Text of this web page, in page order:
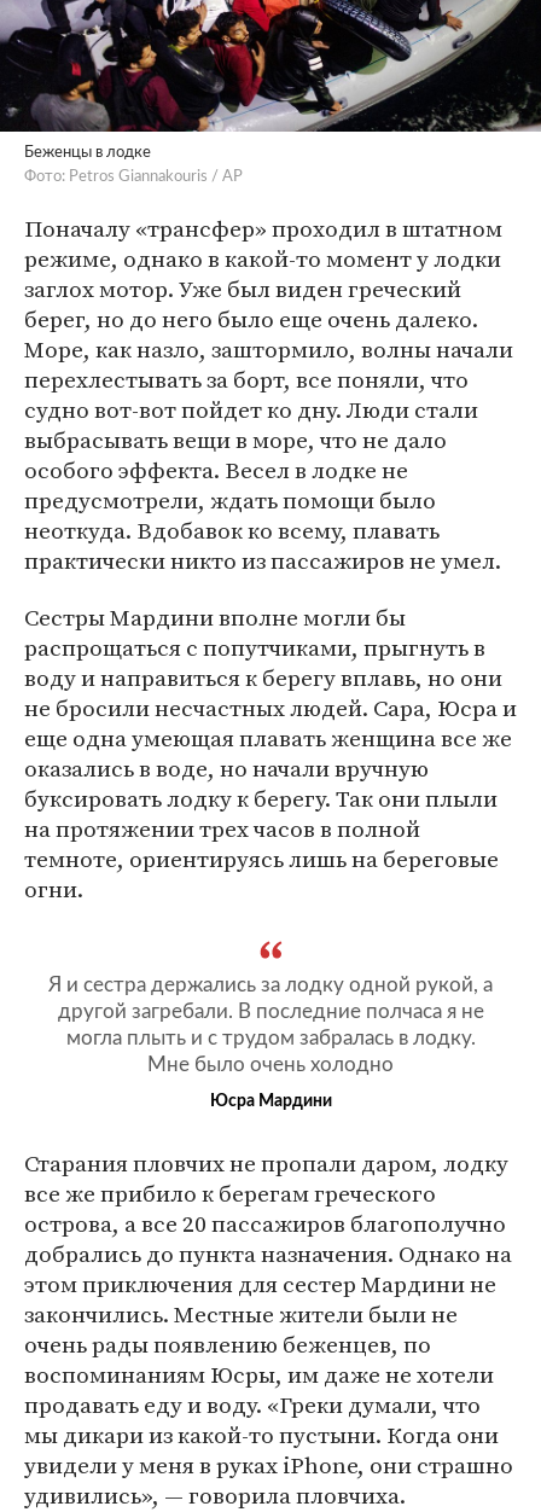
Беженцы в лодке
Фото: Petros Giannakouris / АР
Поначалу «трансфер» проходил в штатном
режиме, однако в какой-то момент у лодки
заглох мотор. Уже был виден греческий
берег, но до него было еще очень далеко.
Море, как назло, заштормило, волны начали
перехлестывать за борт, все поняли, что
судно вот-вот пойдет ко дну. Люди стали
выбрасывать вещи в море, что не дало
особого эффекта. Весел в лодке не
предусмотрели, ждать помощи было
неоткуда. Вдобавок ко всему, плавать
практически никто из пассажиров не умел.
Сестры Мардини вполне могли бы
распрощаться с попутчиками, прыгнуть в
воду и направиться к берегу вплавь, но они
не бросили несчастных людей. Сара, Юсра и
еще одна умеющая плавать женщина все же
оказались в воде, но начали вручную
буксировать лодку к берегу. Так они плыли
на протяжении трех часов в полной
темноте, ориентируясь лишь на береговые
огни.
Я и сестра держались за лодку одной рукой, а
другой загребали. В последние полчаса я не
могла плыть и с трудом забралась в лодку.
Мне было очень холодно
Юсра Мардини
Старания пловчих не пропали даром, лодку
все же прибило к берегам греческого
острова, а все 20 пассажиров благополучно
добрались до пункта назначения. Однако на
этом приключения для сестер Мардини не
закончились. Местные жители были не
очень рады появлению беженцев, по
воспоминаниям Юсры, им даже не хотели
продавать еду и воду. «Греки думали, что
мы дикари из какой-то пустыни. Когда они
увидели у меня в руках iPhone, они страшно
удивились», — говорила пловчиха.